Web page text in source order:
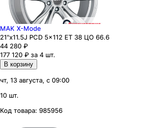
MAK X-Mode
21"x11.5J PCD 5x112 ЕТ 38 ЦО 66.6
44 280 ₽
177 120 ₽ за 4 шт.
В корзину
чт, 13 августа, с 09:00
10 шт.
Код товара: 985956